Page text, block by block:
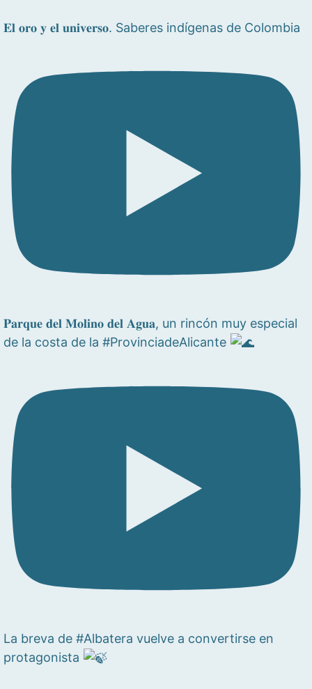
𝐄𝐥 𝐨𝐫𝐨 𝐲 𝐞𝐥 𝐮𝐧𝐢𝐯𝐞𝐫𝐬𝐨. Saberes indígenas de Colombia
𝐏𝐚𝐫𝐪𝐮𝐞 𝐝𝐞𝐥 𝐌𝐨𝐥𝐢𝐧𝐨 𝐝𝐞𝐥 𝐀𝐠𝐮𝐚, un rincón muy especial
de la costa de la #ProvinciadeAlicante
La breva de #Albatera vuelve a convertirse en
protagonista